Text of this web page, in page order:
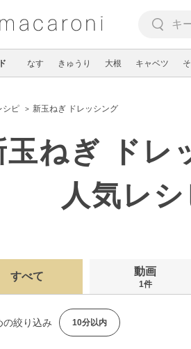
なす きゅうり 大根 キャベツ
シピ 新玉ねぎ ドレッシング
玉ねぎ ドレ
人気レ
すべて 動画
1件
の絞り込み 10分以内